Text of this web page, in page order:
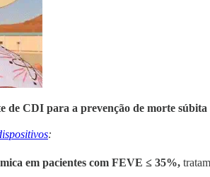
de CDI para a prevenção de morte
:
em pacientes com FEVE ≤ 35%,